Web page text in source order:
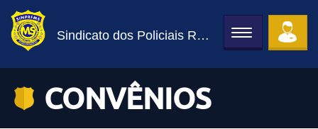
Sindicato dos Policiais Rodoviários Federais de MS
Toggle
navigation
CONVÊNIOS